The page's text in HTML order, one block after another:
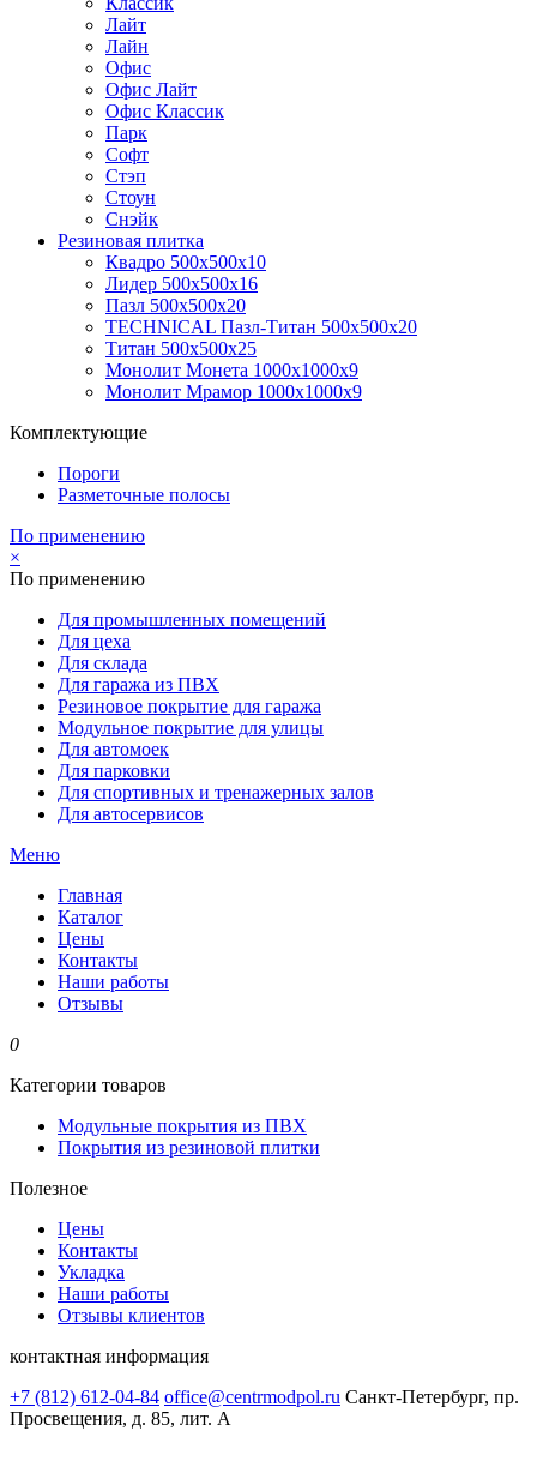
Лайт
Лайн
Офис
Офис Лайт
Офис Классик
Парк
Софт
Стэп
Стоун
Снэйк
Резиновая плитка
Квадро 500х500х10
Лидер 500х500х16
Пазл 500х500х20
TECHNICAL Пазл-Титан 500х500х20
Титан 500х500х25
Монолит Монета 1000х1000х9
Монолит Мрамор 1000х1000х9
Комплектующие
Пороги
Разметочные полосы
По применению
×
По применению
Для промышленных помещений
Для цеха
Для склада
Для гаража из ПВХ
Резиновое покрытие для гаража
Модульное покрытие для улицы
Для автомоек
Для парковки
Для спортивных и тренажерных залов
Для автосервисов
Меню
Главная
Каталог
Цены
Контакты
Наши работы
Отзывы
0
Категории товаров
Модульные покрытия из ПВХ
Покрытия из резиновой плитки
Полезное
Цены
Контакты
Укладка
Наши работы
Отзывы клиентов
контактная информация
+7 (812) 612-04-84 office@centrmodpol.ru Санкт-Петербург, пр.
Просвещения, д. 85, лит. А